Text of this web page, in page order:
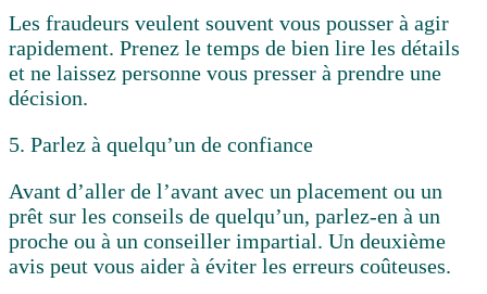
Les fraudeurs veulent souvent vous pousser à agir
rapidement. Prenez le temps de bien lire les détails
et ne laissez personne vous presser à prendre une
décision.
5. Parlez à quelqu’un de confiance
Avant d’aller de l’avant avec un placement ou un
prêt sur les conseils de quelqu’un, parlez-en à un
proche ou à un conseiller impartial. Un deuxième
avis peut vous aider à éviter les erreurs coûteuses.